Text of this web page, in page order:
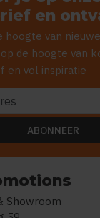
Showroom
en
hoogte van
de hoogte van
en vol inspiratie
ABONNEER